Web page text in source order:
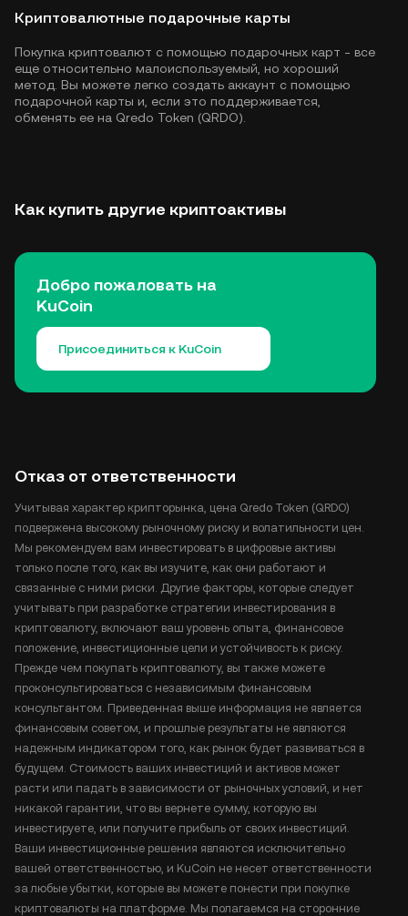
Криптовалютные подарочные карты
Покупка криптовалют с помощью подарочных карт - все
еще относительно малоиспользуемый, но хороший
метод. Вы можете легко создать аккаунт с помощью
подарочной карты и, если это поддерживается,
обменять ее на Qredo Token (QRDO).
Как купить другие криптоактивы
Добро пожаловать на
KuCoin
Присоединиться к KuCoin
Отказ от ответственности
Учитывая характер крипторынка, цена Qredo Token (QRDO)
подвержена высокому рыночному риску и волатильности цен.
Мы рекомендуем вам инвестировать в цифровые активы
только после того, как вы изучите, как они работают и
связанные с ними риски. Другие факторы, которые следует
учитывать при разработке стратегии инвестирования в
криптовалюту, включают ваш уровень опыта, финансовое
положение, инвестиционные цели и устойчивость к риску.
Прежде чем покупать криптовалюту, вы также можете
проконсультироваться с независимым финансовым
консультантом. Приведенная выше информация не является
финансовым советом, и прошлые результаты не являются
надежным индикатором того, как рынок будет развиваться в
будущем. Стоимость ваших инвестиций и активов может
расти или падать в зависимости от рыночных условий, и нет
никакой гарантии, что вы вернете сумму, которую вы
инвестируете, или получите прибыль от своих инвестиций.
Ваши инвестиционные решения являются исключительно
вашей ответственностью, и KuCoin не несет ответственности
за любые убытки, которые вы можете понести при покупке
криптовалюты на платформе. Мы полагаемся на сторонние